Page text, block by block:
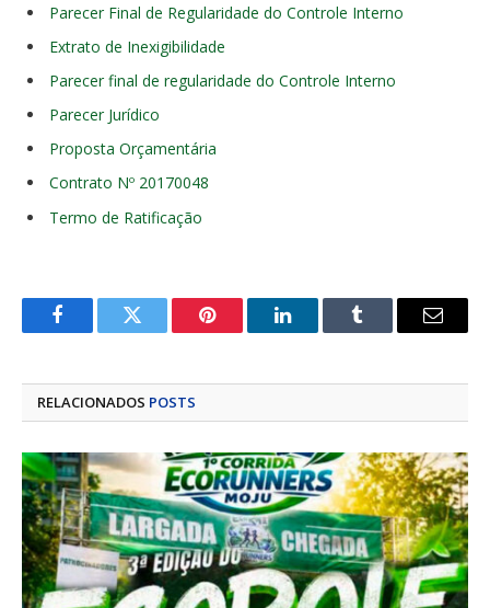
Parecer Final de Regularidade do Controle Interno
Extrato de Inexigibilidade
Parecer final de regularidade do Controle Interno
Parecer Jurídico
Proposta Orçamentária
Contrato Nº 20170048
Termo de Ratificação
FacebookTwitter Pinterest LinkedInTumblr
E-
RELACIONADOS POSTS